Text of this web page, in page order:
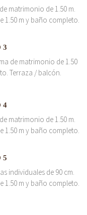
matrimonio de 1.50 m.
1.50 m y baño completo.
3
de matrimonio de 1.50
Terraza / balcón.
4
matrimonio de 1.50 m.
1.50 m y baño completo.
5
individuales de 90 cm.
1.50 m y baño completo.